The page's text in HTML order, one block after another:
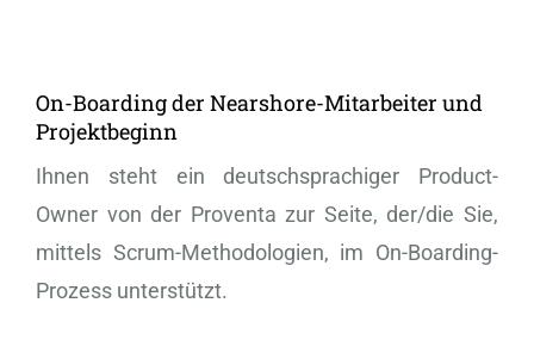
On-Boarding der Nearshore-Mitarbeiter und
Projektbeginn
Ihnen steht ein deutschsprachiger Product-
Owner von der Proventa zur Seite, der/die Sie,
mittels Scrum-Methodologien, im On-Boarding-
Prozess unterstützt.